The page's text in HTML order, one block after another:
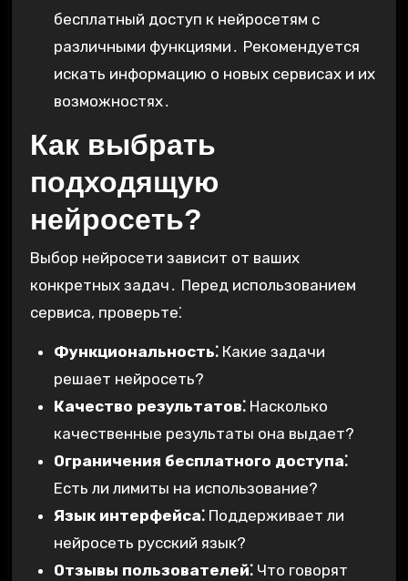
бесплатный доступ к нейросетям с
различными функциями․ Рекомендуется
искать информацию о новых сервисах и их
возможностях․
Как выбрать
подходящую
нейросеть?
Выбор нейросети зависит от ваших
конкретных задач․ Перед использованием
сервиса, проверьте⁚
Функциональность⁚Какие задачи
решает нейросеть?
Качество результатов⁚Насколько
качественные результаты она выдает?
Ограничения бесплатного доступа⁚
Есть ли лимиты на использование?
Язык интерфейса⁚Поддерживает ли
нейросеть русский язык?
Отзывы пользователей⁚Что говорят